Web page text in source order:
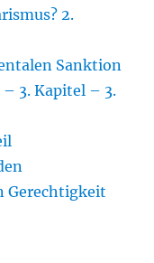
2.
Sanktion
3. Kapitel – 3.
Gerechtigkeit